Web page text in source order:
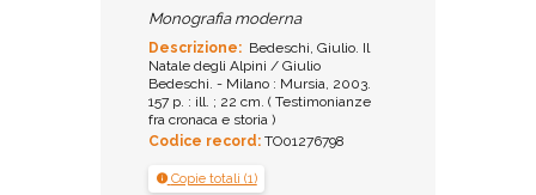
Monografia moderna
Descrizione: Bedeschi, Giulio. Il
Natale degli Alpini / Giulio
Bedeschi. - Milano : Mursia, 2003.
157 p. : ill. ; 22 cm. ( Testimonianze
fra cronaca e storia )
Codice record: TO01276798
Copie totali (1)